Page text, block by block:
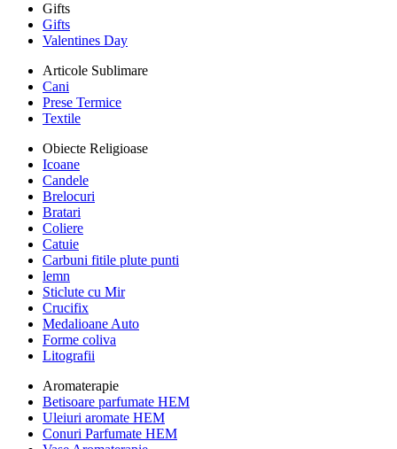
Gifts
Gifts
Valentines Day
Articole Sublimare
Cani
Prese Termice
Textile
Obiecte Religioase
Icoane
Candele
Brelocuri
Bratari
Coliere
Catuie
Carbuni fitile plute punti
lemn
Sticlute cu Mir
Crucifix
Medalioane Auto
Forme coliva
Litografii
Aromaterapie
Betisoare parfumate HEM
Uleiuri aromate HEM
Conuri Parfumate HEM